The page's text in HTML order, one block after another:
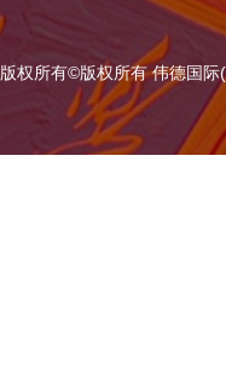
版权所有©版权所有 伟德国